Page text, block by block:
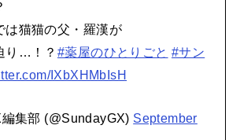
は猫猫の父・羅漢が
り…！？ #薬屋のひとりごと #サン
IXbXHMbIsH
集部 (@SundayGX) September